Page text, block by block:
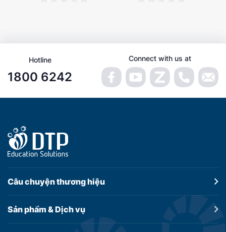
Hotline
1800 6242
Connect with us at
Câu chuyệnthương hiệu
Sản phẩm &Dịch vụ